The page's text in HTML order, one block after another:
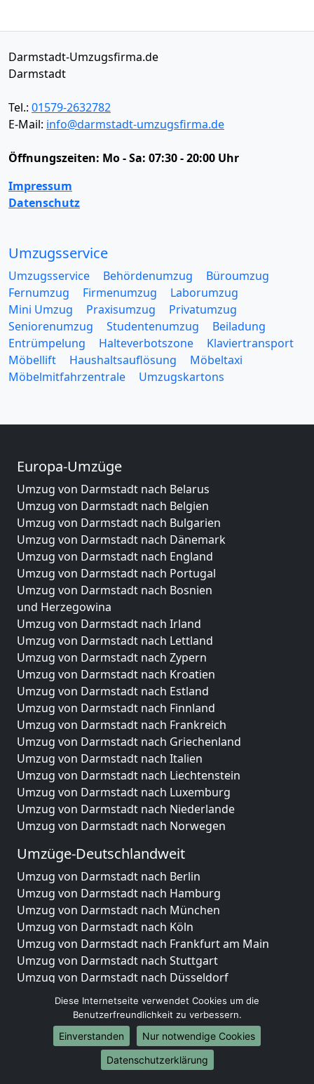
Darmstadt-Umzugsfirma.de
Darmstadt
Tel.: 01579-2632782
E-Mail: info@darmstadt-umzugsfirma.de
Öffnungszeiten: Mo - Sa: 07:30 - 20:00 Uhr
Impressum
Datenschutz
Umzugsservice
Umzugsservice Behördenumzug
Büroumzug
Fernumzug
Firmenumzug
Laborumzug
Mini Umzug
Praxisumzug
Privatumzug
Seniorenumzug
Studentenumzug
Beiladung
Entrümpelung
Halteverbotszone
Klaviertransport
Möbellift
Haushaltsauflösung
Möbeltaxi
Möbelmitfahrzentrale
Umzugskartons
Europa-Umzüge
Umzug von Darmstadt nach Belarus
Umzug von Darmstadt nach Belgien
Umzug von Darmstadt nach Bulgarien
Umzug von Darmstadt nach Dänemark
Umzug von Darmstadt nach England
Umzug von Darmstadt nach Portugal
Umzug von Darmstadt nach Bosnien
und Herzegowina
Umzug von Darmstadt nach Irland
Umzug von Darmstadt nach Lettland
Umzug von Darmstadt nach Zypern
Umzug von Darmstadt nach Kroatien
Umzug von Darmstadt nach Estland
Umzug von Darmstadt nach Finnland
Umzug von Darmstadt nach Frankreich
Umzug von Darmstadt nach Griechenland
Umzug von Darmstadt nach Italien
Umzug von Darmstadt nach Liechtenstein
Umzug von Darmstadt nach Luxemburg
Umzug von Darmstadt nach Niederlande
Umzug von Darmstadt nach Norwegen
Umzüge-Deutschlandweit
Umzug von Darmstadt nach Berlin
Umzug von Darmstadt nach Hamburg
Umzug von Darmstadt nach München
Umzug von Darmstadt nach Köln
Umzug von Darmstadt nach Frankfurt am Main
Umzug von Darmstadt nach Stuttgart
Umzug von Darmstadt nach Düsseldorf
Umzug von Darmstadt nach Leipzig
Umzug von Darmstadt nach Dortmund
Umzug von Darmstadt nach Essen
Umzug von Darmstadt nach Bremen
Umzug von Darmstadt nach Dresden
Diese Internetseite verwendet Cookies um die
Benutzerfreundlichkeit zu verbessern.
Einverstanden
Nur notwendige Cookies
Datenschutzerklärung